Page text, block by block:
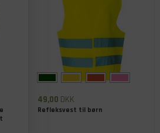
49,00 DKK
Refleksvest til børn